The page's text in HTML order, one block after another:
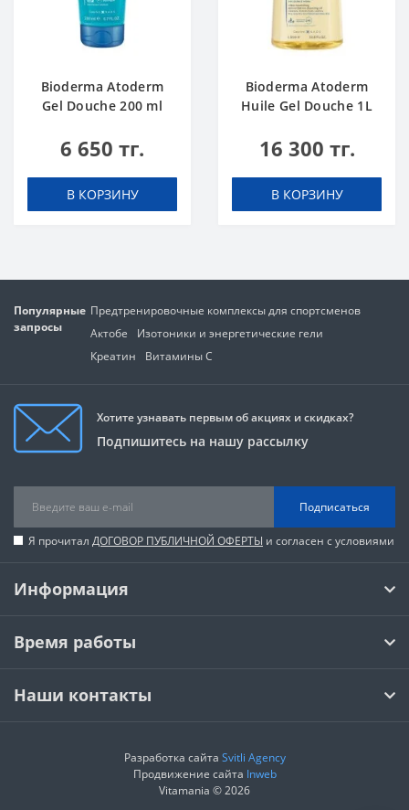
Bioderma Atoderm
Gel Douche 200 ml
6 650 тг.
В КОРЗИНУ
Bioderma Atoderm
Huile Gel Douche 1L
16 300 тг.
В КОРЗИНУ
Популярные
запросы
Предтренировочные комплексы для спортсменов
Актобе
Изотоники и энергетические гели
Креатин
Витамины C
Хотите узнавать первым об акциях и скидках?
Подпишитесь на нашу рассылку
Подписаться
Я прочитал ДОГОВОР ПУБЛИЧНОЙ ОФЕРТЫ и согласен с условиями
Информация
Время работы
Наши контакты
Разработка сайта Svitli Agency
Продвижение сайта Inweb
Vitamania © 2026